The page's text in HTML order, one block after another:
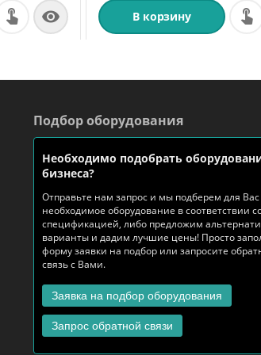
 В корзину
Подбор оборудования
Необходимо подобрать
бизнеса?
Отправьте нам запрос и мы подберем для Вас
необходимое оборудование в соответствии
спецификацией, либо предложим
варианты и дадим лучшие цены! Просто
форму заявки на подбор или запросите
связь с Вами.
Заявка на подбор оборудования
Запрос обратной связи